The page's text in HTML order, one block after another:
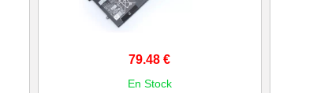
79.48 €
En Stock